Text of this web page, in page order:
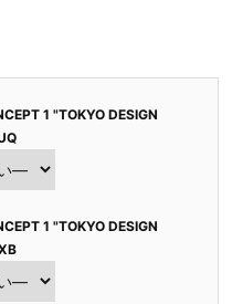
1 "TOKYO DESIGN
1 "TOKYO DESIGN